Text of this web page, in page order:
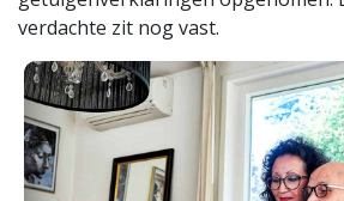
verdachte zit nog vast.